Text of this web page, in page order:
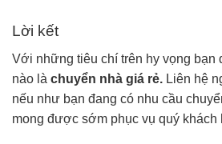
Lời kết
Với những tiêu chí trên hy vọng
nào là chuyển nhà giá rẻ. Liên hệ
nếu như bạn đang có nhu cầu
mong được sớm phục vụ quý khách